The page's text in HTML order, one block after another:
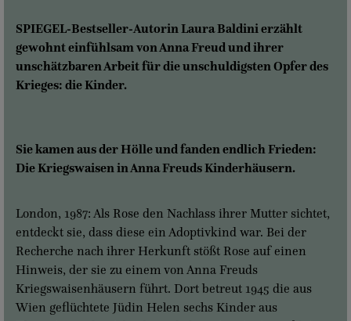
SPIEGEL-Bestseller-Autorin Laura Baldini erzählt
gewohnt einfühlsam von Anna Freud und ihrer
unschätzbaren Arbeit für die unschuldigsten Opfer des
Krieges: die Kinder.
Sie kamen aus der Hölle und fanden endlich Frieden:
Die Kriegswaisen in Anna Freuds Kinderhäusern.
London, 1987: Als Rose den Nachlass ihrer Mutter sichtet,
entdeckt sie, dass diese ein Adoptivkind war. Bei der
Recherche nach ihrer Herkunft stößt Rose auf einen
Hinweis, der sie zu einem von Anna Freuds
Kriegswaisenhäusern führt. Dort betreut 1945 die aus
Wien geflüchtete Jüdin Helen sechs Kinder aus